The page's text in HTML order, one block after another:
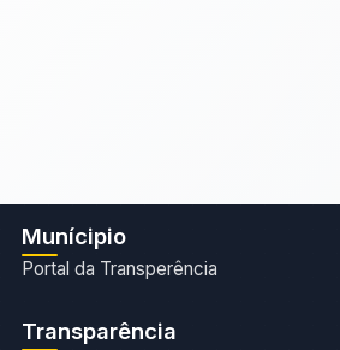
Munícipio
Portal da Transperência
Transparência